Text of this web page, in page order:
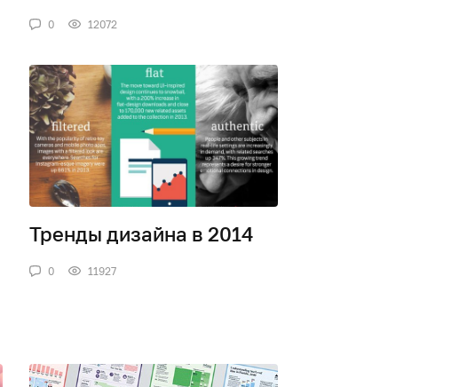
0 12072
Тренды дизайна в 2014
0 11927